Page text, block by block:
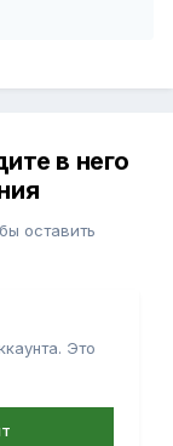
в него
оставить
Это